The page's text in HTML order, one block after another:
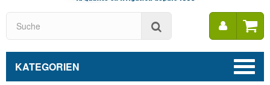
Mein
Konto
KATEGORIEN